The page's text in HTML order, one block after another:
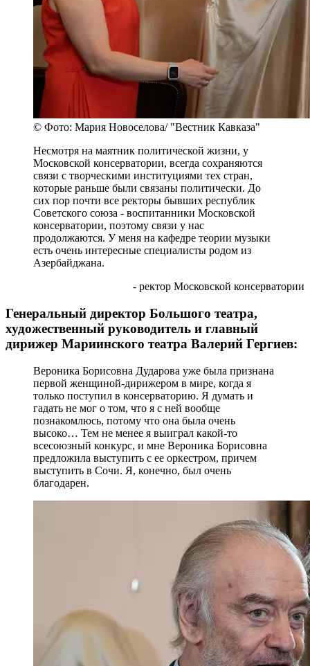
© Фото: Мария Новоселова/ "Вестник Кавказа"
Несмотря на маятник политической жизни, у
Московской консерватории, всегда сохраняются
связи с творческими институциями тех стран,
которые раньше были связаны политически. До
сих пор почти все ректоры бывших республик
Советского союза - воспитанники Московской
консерватории, поэтому связи у нас
продолжаются. У меня на кафедре теории музыки
есть очень интересные специалисты родом из
Азербайджана.
- ректор Московской консерватории
Генеральный директор Большого театра,
художественный руководитель и главный
дирижер Мариинского театра Валерий Гергиев:
Вероника Борисовна Дударова уже была признана
первой женщиной-дирижером в мире, когда я
только поступил в консерваторию. Я думать и
гадать не мог о том, что я с ней вообще
познакомлюсь, потому что она была очень
высоко… Тем не менее я выиграл какой-то
всесоюзный конкурс, и мне Вероника Борисовна
предложила выступить с ее оркестром, причем
выступить в Сочи. Я, конечно, был очень
благодарен.